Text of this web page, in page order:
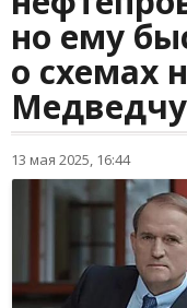
но ему
о схемах
13 мая 2025, 16:44